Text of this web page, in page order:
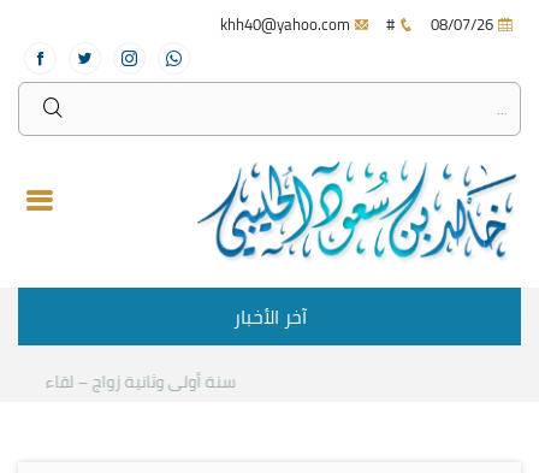
#
آخر الأخبار
سنة أولى وثانية زواج – لقاء مع